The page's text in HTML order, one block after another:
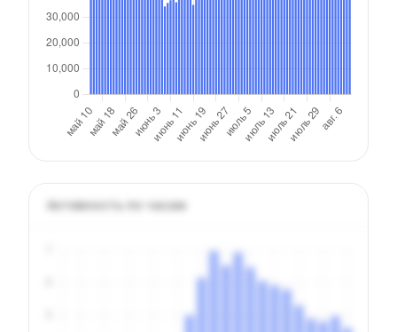
Активность по часам